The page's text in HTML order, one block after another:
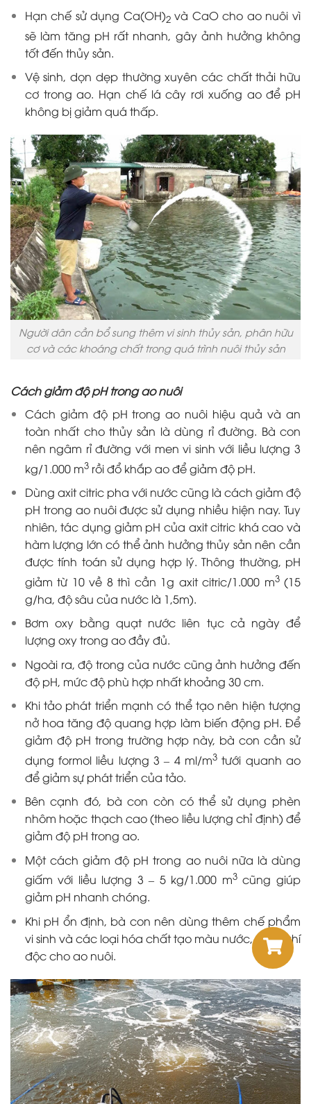
Hạn chế sử dụng Ca(OH)2và CaO cho ao nuôi vì
sẽ làm tăng pH rất nhanh, gây ảnh hưởng không
tốt đến thủy sản.
Vệ sinh, dọn dẹp thường xuyên các chất thải hữu
cơ trong ao. Hạn chế lá cây rơi xuống ao để pH
không bị giảm quá thấp.
Người dân cần bổ sung thêm vi sinh thủy sản, phân hữu
cơ và các khoáng chất trong quá trình nuôi thủy sản
Cách giảm độ pH trong ao nuôi
Cách giảm độ pH trong ao nuôi hiệu quả và an
toàn nhất cho thủy sản là dùng rỉ đường. Bà con
nên ngâm rỉ đường với men vi sinh với liều lượng 3
kg/1.000 m3rồi đổ khắp ao để giảm độ pH.
Dùng axit citric pha với nước cũng là cách giảm độ
pH trong ao nuôi được sử dụng nhiều hiện nay. Tuy
nhiên, tác dụng giảm pH của axit citric khá cao và
hàm lượng lớn có thể ảnh hưởng thủy sản nên cần
được tính toán sử dụng hợp lý. Thông thường, pH
giảm từ 10 về 8 thì cần 1g axit citric/1.000 m3(15
g/ha, độ sâu của nước là 1,5m).
Bơm oxy bằng quạt nước liên tục cả ngày để
lượng oxy trong ao đầy đủ.
Ngoài ra, độ trong của nước cũng ảnh hưởng đến
độ pH, mức độ phù hợp nhất khoảng 30 cm.
Khi tảo phát triển mạnh có thể tạo nên hiện tượng
nở hoa tăng độ quang hợp làm biến động pH. Để
giảm độ pH trong trường hợp này, bà con cần sử
dụng formol liều lượng 3– 4 ml/m3 tưới quanh ao
để giảm sự phát triển của tảo.
Bên cạnh đó, bà con còn có thể sử dụng phèn
nhôm hoặc thạch cao (theo liều lượng chỉ định) để
giảm độ pH trong ao.
Một cách giảm độ pH trong ao nuôi nữa là dùng
giấm với liều lượng 3– 5 kg/1.000 m3cũng giúp
giảm pH nhanh chóng.
Khi pH ổn định, bà con nên dùng thêm chế phẩm
vi sinh và các loại hóa chất tạo màu nước, giảm khí
độc cho ao nuôi.